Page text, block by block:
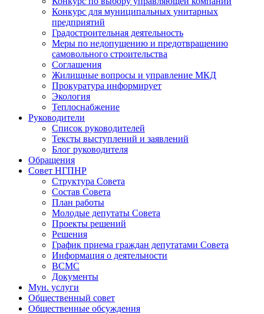
Конкурс для муниципальных унитарных
предприятий
Градостроительная деятельность
Меры по недопущению и предотвращению
самовольного строительства
Соглашения
Жилищные вопросы и управление МКД
Прокуратура информирует
Экология
Теплоснабжение
Руководители
Список руководителей
Тексты выступлений и заявлений
Блог руководителя
Обращения
Совет НГПНР
Структура Совета
Состав Совета
План работы
Молодые депутаты Совета
Проекты решений
Решения
График приема граждан депутатами Совета
Информация о деятельности
ВСМС
Документы
Мун. услуги
Общественный совет
Общественные обсуждения